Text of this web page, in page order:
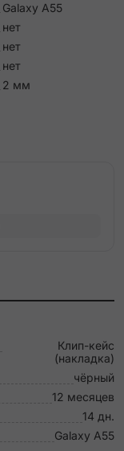
Galaxy A55
нет
нет
нет
2 мм
Клип-кейс
(накладка)
чёрный
12 месяцев
14 дн.
Galaxy A55